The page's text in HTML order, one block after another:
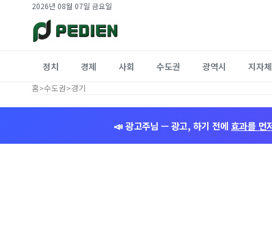
2026년 08월 07일 금요일
정치 경제 사회 수도권 광역시 지자체
홈>수도권>경기
📣 광고주님 — 광고, 하기 전에 효과를 먼